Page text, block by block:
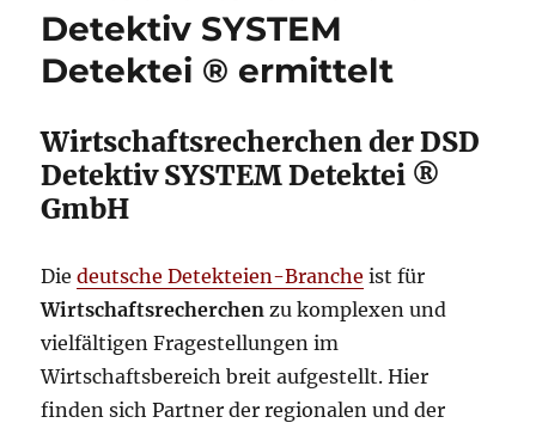
Detektiv SYSTEM
Detektei ® ermittelt
Wirtschaftsrecherchen der DSD
Detektiv SYSTEM Detektei ®
GmbH
Diedeutsche Detekteien-Branche ist für
Wirtschaftsrecherchen zu komplexen und
vielfältigen Fragestellungen im
Wirtschaftsbereich breit aufgestellt. Hier
finden sich Partner der regionalen und der